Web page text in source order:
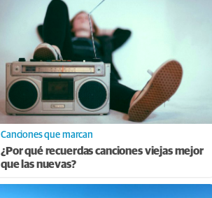
Canciones que marcan
¿Por qué recuerdas canciones viejas mejor
que las nuevas?